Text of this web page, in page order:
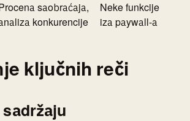
saobraćaja,
konkurencije
Neke funkcije
iza paywall-a
ključnih reči